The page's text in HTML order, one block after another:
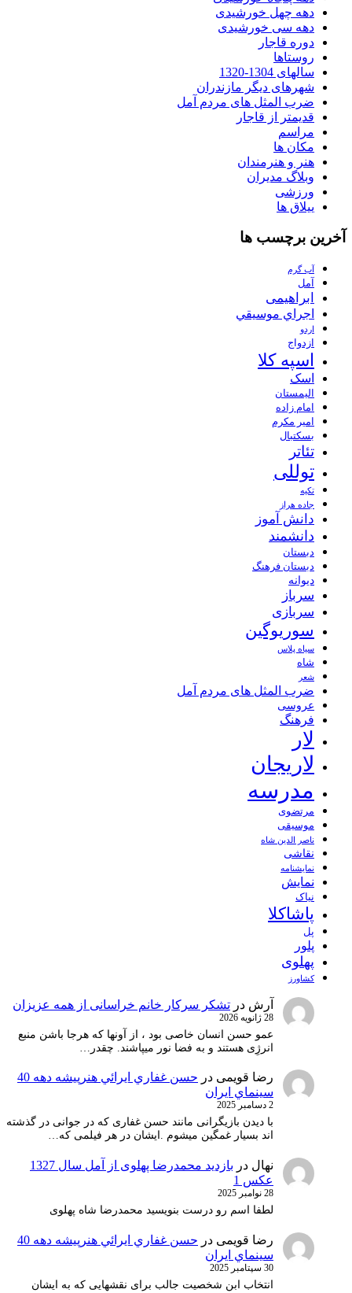
دهه چهل خورشیدی
دهه سی خورشیدی
دوره قاجار
روستاها
سالهای 1304-1320
شهرهای دیگر مازندران
ضرب المثل های مردم آمل
قدیمتر از قاجار
مراسم
مکان ها
هنر و هنرمندان
وبلاگ مدیران
ورزشی
ییلاق ها
آخرین برچسب ها
آب گرم
آمل
ابراهیمی
اجراي موسيقي
اردو
ازدواج
اسپه کلا
اسک
الیمستان
امام زاده
امیر مکرم
بسکتبال
تئاتر
توللی
تکیه
جاده هراز
دانش آموز
دانشمند
دبستان
دبستان فرهنگ
دیوانه
سرباز
سربازی
سوریوگین
سیاه پلاس
شاه
شعر
ضرب المثل های مردم آمل
عروسی
فرهنگ
لار
لاریجان
مدرسه
مرتضوی
موسیقی
ناصر الدین شاه
نقاشی
نمايشنامه
نمایش
نیاک
پاشاکلا
پل
پلور
پهلوی
کشاورز
آرش در تشکر سرکار خانم خراسانی از همه عزیزان
28 ژانویه 2026
عمو حسن انسان خاصی بود ، از آونها که هرجا باشن منبع
انرژِی هستند و به فضا نور میپاشند. چقدر…
رضا قویمی در
حسن غفاري ايرائي هنرپيشه دهه 40
سينماي ايران
2 دسامبر 2025
با دیدن بازیگرانی مانند حسن غفاری که در جوانی در گذشته
اند بسیار غمگین میشوم .ایشان در هر فیلمی که…
نهال در
بازدید محمدرضا پهلوی از آمل سال 1327
عکس 1
28 نوامبر 2025
لطفا اسم رو درست بنویسید محمدرضا شاه پهلوی
رضا قویمی در
حسن غفاري ايرائي هنرپيشه دهه 40
سينماي ايران
30 سپتامبر 2025
انتخاب ابن شخصیت جالب برای نقشهایی که به ایشان